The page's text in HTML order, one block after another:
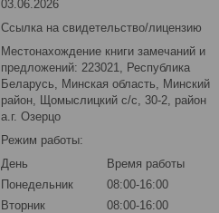
03.06.2026
Ссылка на свидетельство/лицензию
Местонахождение книги замечаний и
предложений: 223021, Республика
Беларусь, Минская область, Минский
район, Щомыслицкий с/с, 30-2, район
а.г. Озерцо
Режим работы:
День
Время работы
Понедельник
08:00-16:00
Вторник
08:00-16:00